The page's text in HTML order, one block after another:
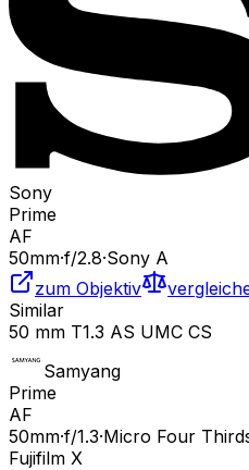
Sony
Prime
AF
50mm·f/2.8·Sony A
zum Objektiv
Similar
50 mm T1.3 AS UMC CS
Samyang
Prime
AF
50mm·f/1.3·Micro Four
Fujifilm X